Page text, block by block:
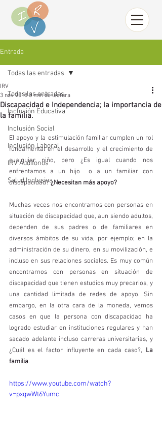
Entrada
Todas las entradas
Inclusión Educativa
Inclusión Social
Inclusión Laboral
IRV Audífonos
Salud Inclusiva
Todas las entradas
Discapacidad e Independencia; la importancia de
la familia.
IRV
3 nov 2018 3 min de lectura
El apoyo y la estimulación familiar cumplen un rol
fundamental en el desarrollo y el crecimiento de
cualquier niño, pero ¿Es igual cuando nos
enfrentamos a un hijo  o a un familiar con
discapacidad? ¿Necesitan más apoyo?
Muchas veces nos encontramos con personas en
situación de discapacidad que, aun siendo adultos,
dependen de sus padres o de familiares en
diversos ámbitos de su vida, por ejemplo; en la
administración de su dinero, en su movilización, e
incluso en sus relaciones sociales. Es muy común
encontrarnos con personas en situación de
discapacidad que tienen estudios muy precarios, y
una cantidad limitada de redes de apoyo. Sin
embargo, en la otra cara de la moneda, vemos
casos en que la persona con discapacidad ha
logrado estudiar en instituciones regulares y han
sacado adelante incluso carreras universitarias, y
¿Cuál es el factor influyente en cada caso?, La
familia.
https://www.youtube.com/watch?
v=pxqwWt6Yumc